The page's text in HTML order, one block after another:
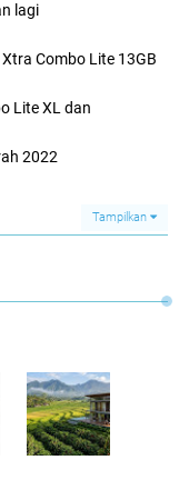
lagi
Combo Lite 13GB
Lite XL dan
2022
Tampilkan